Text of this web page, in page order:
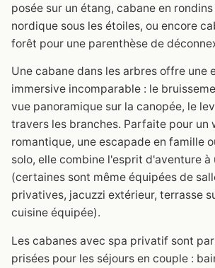
posée sur un étang, cabane en
nordique sous les étoiles, ou encore
forêt pour une parenthèse de
Une cabane dans les arbres offre une
immersive incomparable : le
vue panoramique sur la canopée, le
travers les branches. Parfaite pour un
romantique, une escapade en famille
solo, elle combine l'esprit d'aventure
(certaines sont même équipées de
privatives, jacuzzi extérieur, terrasse
cuisine équipée).
Les cabanes avec spa privatif sont
prisées pour les séjours en couple :